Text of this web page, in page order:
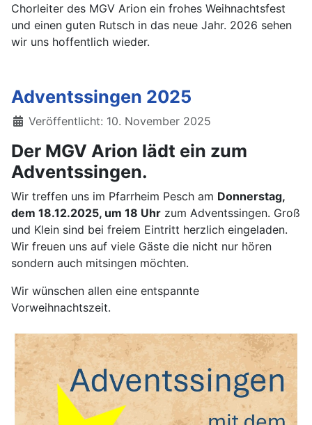
Chorleiter des MGV Arion ein frohes Weihnachtsfest
und einen guten Rutsch in das neue Jahr. 2026 sehen
wir uns hoffentlich wieder.
Adventssingen 2025
Details
Veröffentlicht: 10. November 2025
Der MGV Arion lädt ein zum
Adventssingen.
Wir treffen uns im Pfarrheim Pesch am Donnerstag,
dem 18.12.2025, um 18 Uhr zum Adventssingen. Groß
und Klein sind bei freiem Eintritt herzlich eingeladen.
Wir freuen uns auf viele Gäste die nicht nur hören
sondern auch mitsingen möchten.
Wir wünschen allen eine entspannte
Vorweihnachtszeit.